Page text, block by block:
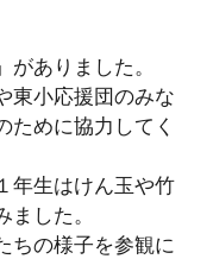
ありました。
東小応援団のみな
ために協力してく
年生はけん玉や竹
した。
ちの様子を参観に